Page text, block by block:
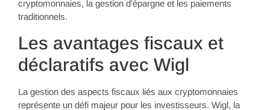
cryptomonnaies, la gestion d'épargne et les paiements
traditionnels.
Les avantages fiscaux et
déclaratifs avec Wigl
La gestion des aspects fiscaux liés aux cryptomonnaies
représente un défi majeur pour les investisseurs. Wigl, la